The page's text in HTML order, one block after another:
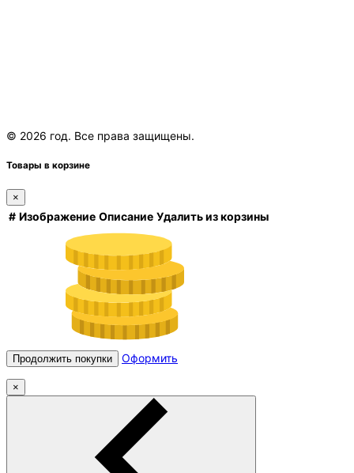
© 2026 год. Все права защищены.
Товары в корзине
×
# Изображение Описание Удалить из корзины
Продолжить покупки Оформить
×